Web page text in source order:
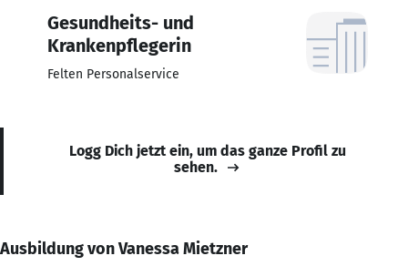
Gesundheits- und
Krankenpflegerin
Felten Personalservice
Logg Dich jetzt ein, um das ganze Profil zu
sehen.
Ausbildung von Vanessa Mietzner